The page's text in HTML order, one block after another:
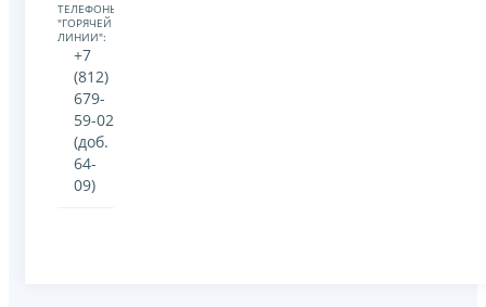
ТЕЛЕФОНЫ
"ГОРЯЧЕЙ
ЛИНИИ":
+7
(812)
679-
59-02
(доб.
64-
09)